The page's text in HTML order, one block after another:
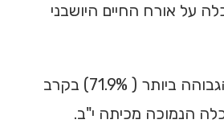
על אורח החיים היושבני
השכיחות הייתה הגבוהה ביותר ( 71.9%) בקרב
הנמוכה מכיתה י"ב.